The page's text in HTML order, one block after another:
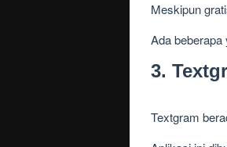
Meskipun
Ada
3.
Textgram